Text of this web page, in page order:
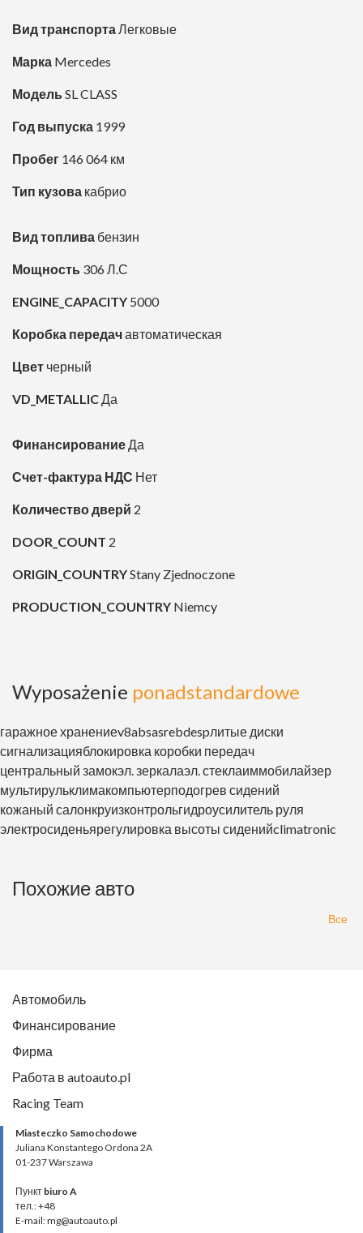
Вид транспортаЛегковые
Марка Mercedes
Модель SL CLASS
Год выпуска 1999
Пробег 146 064 км
Тип кузова кабрио
Вид топлива бензин
Мощность 306 Л.С
ENGINE_CAPACITY 5000
Коробка передачавтоматическая
Цвет черный
VD_METALLICДа
ФинансированиеДа
Счет-фактура НДС Нет
Количество дверй 2
DOOR_COUNT 2
ORIGIN_COUNTRYStany Zjednoczone
PRODUCTION_COUNTRY Niemcy
Wyposażenie ponadstandardowe
гаражное хранениеv8absasrebdespлитые диски
сигнализацияблокировка коробки передач
центральный замокэл. зеркалаэл. стеклаиммобилайзер
мультирульклимакомпьютерподогрев сидений
кожаный салонкруизконтрольгидроусилитель руля
электросиденьярегулировка высоты сиденийclimatronic
Похожие авто
Все
Автомобиль
Финансирование
Фирма
Работа в autoauto.pl
Racing Team
Miasteczko Samochodowe
Juliana Konstantego Ordona 2A
01-237 Warszawa
Пункт biuro A
тел.: +48
E-mail: mg@autoauto.pl